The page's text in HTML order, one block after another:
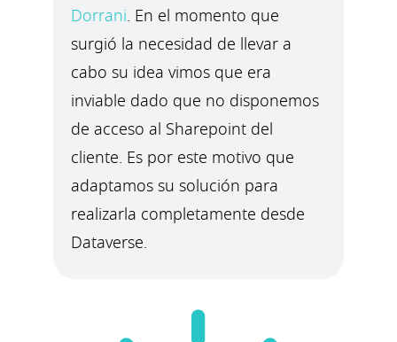
Dorrani. En el momento que
surgió la necesidad de llevar a
cabo su idea vimos que era
inviable dado que no disponemos
de acceso al Sharepoint del
cliente. Es por este motivo que
adaptamos su solución para
realizarla completamente desde
Dataverse.